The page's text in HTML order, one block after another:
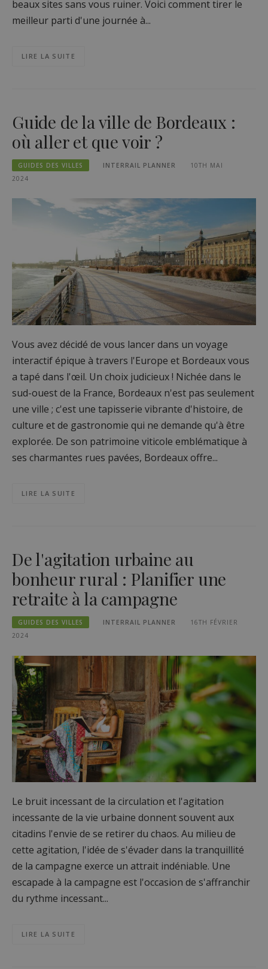
beaux sites sans vous ruiner. Voici comment tirer le
meilleur parti d'une journée à...
LIRE LA SUITE
Guide de la ville de Bordeaux :
où aller et que voir ?
GUIDES DES VILLES INTERRAIL PLANNER
10TH MAI
2024
Vous avez décidé de vous lancer dans un voyage
interactif épique à travers l'Europe et Bordeaux vous
a tapé dans l'œil. Un choix judicieux ! Nichée dans le
sud-ouest de la France, Bordeaux n'est pas seulement
une ville ; c'est une tapisserie vibrante d'histoire, de
culture et de gastronomie qui ne demande qu'à être
explorée. De son patrimoine viticole emblématique à
ses charmantes rues pavées, Bordeaux offre...
LIRE LA SUITE
De l'agitation urbaine au
bonheur rural : Planifier une
retraite à la campagne
GUIDES DES VILLES INTERRAIL PLANNER
16TH FÉVRIER
2024
Le bruit incessant de la circulation et l'agitation
incessante de la vie urbaine donnent souvent aux
citadins l'envie de se retirer du chaos. Au milieu de
cette agitation, l'idée de s'évader dans la tranquillité
de la campagne exerce un attrait indéniable. Une
escapade à la campagne est l'occasion de s'affranchir
du rythme incessant...
LIRE LA SUITE